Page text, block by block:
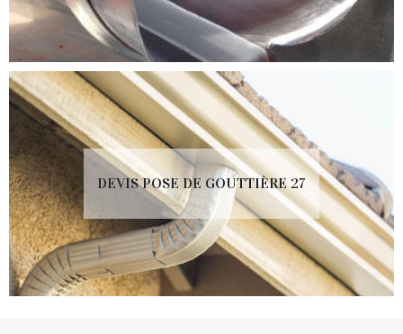
DEVIS POSE DE GOUTTIÈRE 27